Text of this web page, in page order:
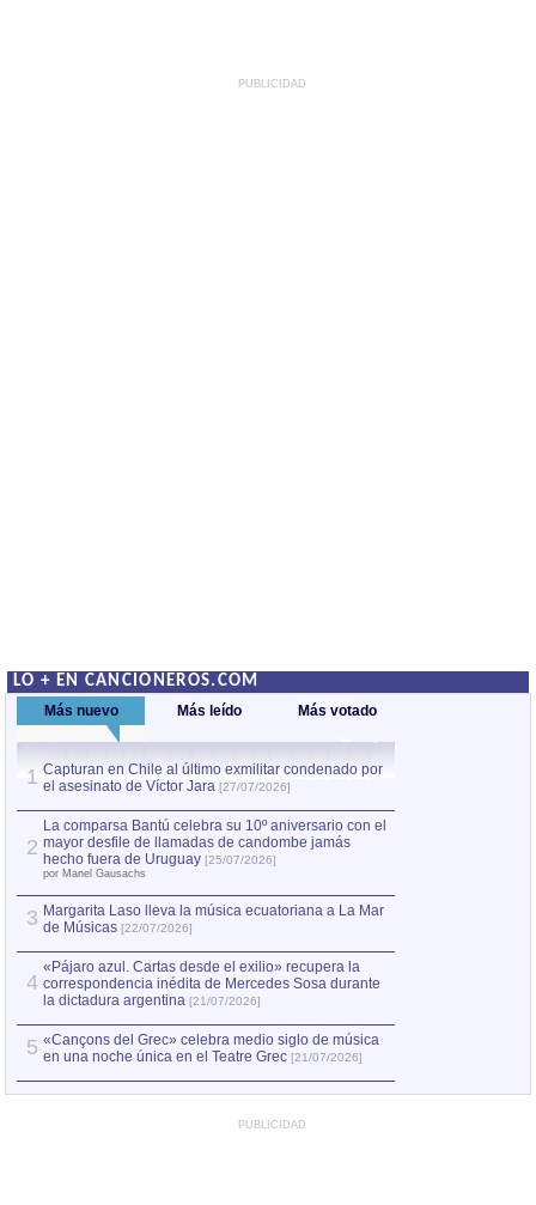
PUBLICIDAD
LO + EN CANCIONEROS.COM
Más nuevo Más leído Más votado
1 Capturan en Chile al último exmilitar condenado por
el asesinato de Víctor Jara [27/07/2026]
2
La comparsa Bantú celebra su 10º aniversario con el
mayor desfile de llamadas de candombe jamás
hecho fuera de Uruguay [25/07/2026]
por Manel Gausachs
3 Margarita Laso lleva la música ecuatoriana a La Mar
de Músicas [22/07/2026]
4
«Pájaro azul. Cartas desde el exilio» recupera la
correspondencia inédita de Mercedes Sosa durante
la dictadura argentina [21/07/2026]
5 «Cançons del Grec» celebra medio siglo de música
en una noche única en el Teatre Grec [21/07/2026]
PUBLICIDAD